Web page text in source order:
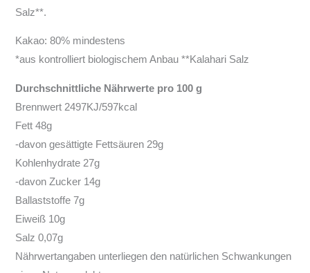
Salz**.
Kakao: 80% mindestens
*aus kontrolliert biologischem Anbau **Kalahari Salz
Durchschnittliche Nährwerte pro 100 g
Brennwert 2497KJ/597kcal
Fett 48g
-davon gesättigte Fettsäuren 29g
Kohlenhydrate 27g
-davon Zucker 14g
Ballaststoffe 7g
Eiweiß 10g
Salz 0,07g
Nährwertangaben unterliegen den natürlichen Schwankungen